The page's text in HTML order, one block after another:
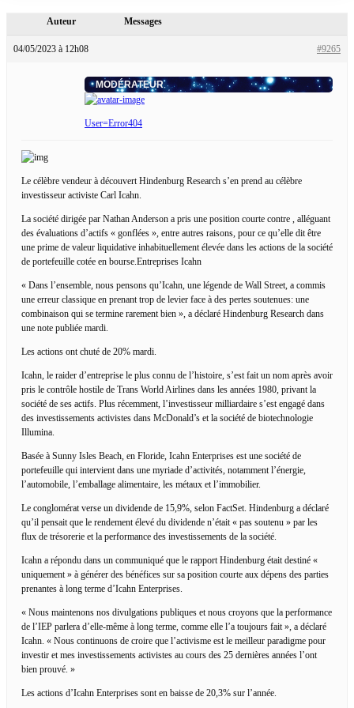
Auteur Messages
04/05/2023 à 12h08 #9265
MODÉRATEUR
User=Error404
Le célèbre vendeur à découvert Hindenburg Research s’en prend au célèbre
investisseur activiste Carl Icahn.
La société dirigée par Nathan Anderson a pris une position courte contre , alléguant
des évaluations d’actifs « gonflées », entre autres raisons, pour ce qu’elle dit être
une prime de valeur liquidative inhabituellement élevée dans les actions de la société
de portefeuille cotée en bourse.Entreprises Icahn
« Dans l’ensemble, nous pensons qu’Icahn, une légende de Wall Street, a commis
une erreur classique en prenant trop de levier face à des pertes soutenues: une
combinaison qui se termine rarement bien », a déclaré Hindenburg Research dans
une note publiée mardi.
Les actions ont chuté de 20% mardi.
Icahn, le raider d’entreprise le plus connu de l’histoire, s’est fait un nom après avoir
pris le contrôle hostile de Trans World Airlines dans les années 1980, privant la
société de ses actifs. Plus récemment, l’investisseur milliardaire s’est engagé dans
des investissements activistes dans McDonald’s et la société de biotechnologie
Illumina.
Basée à Sunny Isles Beach, en Floride, Icahn Enterprises est une société de
portefeuille qui intervient dans une myriade d’activités, notamment l’énergie,
l’automobile, l’emballage alimentaire, les métaux et l’immobilier.
Le conglomérat verse un dividende de 15,9%, selon FactSet. Hindenburg a déclaré
qu’il pensait que le rendement élevé du dividende n’était « pas soutenu » par les
flux de trésorerie et la performance des investissements de la société.
Icahn a répondu dans un communiqué que le rapport Hindenburg était destiné «
uniquement » à générer des bénéfices sur sa position courte aux dépens des parties
prenantes à long terme d’Icahn Enterprises.
« Nous maintenons nos divulgations publiques et nous croyons que la performance
de l’IEP parlera d’elle-même à long terme, comme elle l’a toujours fait », a déclaré
Icahn. « Nous continuons de croire que l’activisme est le meilleur paradigme pour
investir et mes investissements activistes au cours des 25 dernières années l’ont
bien prouvé. »
Les actions d’Icahn Enterprises sont en baisse de 20,3% sur l’année.